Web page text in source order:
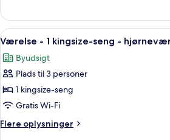
101
VIEW)
-
hjørneværelse
(EXTRA
101
VIEW)
Indlæs
alle
billeder
af
Værelse
-
1
kingsize-
Et
7
Værelse - 1 kingsize-seng -
Byudsigt
Plads til 3 personer
1 kingsize-seng
Gratis Wi-Fi
Flere oplysninger
Flere